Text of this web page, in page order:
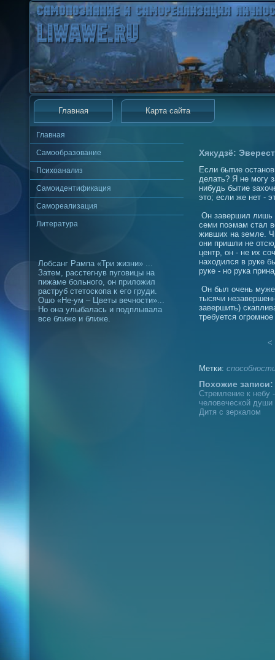
Главная Карта сайта
Главная
Самообразование
Психоанализ
Самоидентификация
Самореализация
Литература
Лобсанг Рампа «Три жизни» ...
Затем, расстегнув пуговицы на
пижаме больного, он приложил
раструб стетоскопа к его груди.
Ошо «Не-ум – Цветы вечности»...
Но она улыбалась и подплывала
все ближе и ближе.
Хякудзё:
Если бытие
делать? Я не могу
нибудь бытие
это; если же нет -
Он завершил лишь
семи поэмам стал
живших на земле.
они пришли не
центр, он - не их
находился в руке
руке - но рука
Он был очень
тысячи
завершить)
требуется
<
Метки:
Похожие записи:
Стремление к небу
человеческой души
Дитя с зеркалом